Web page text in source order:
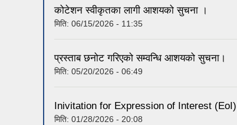
कोटेशन स्वीकृतका लागी आशयको सुचना ।
मिति: 06/15/2026 - 11:35
प्रस्ताब छनोट गरिएको सम्वन्धि आशयको सुचना।
मिति: 05/20/2026 - 06:49
Inivitation for Expression of Interest
मिति: 01/28/2026 - 20:08